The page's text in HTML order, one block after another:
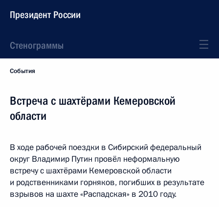
Президент России
Стенограммы
События
Встреча с шахтёрами Кемеровской
области
В ходе рабочей поездки в Сибирский федеральный
округ Владимир Путин провёл неформальную
встречу с шахтёрами Кемеровской области
и родственниками горняков, погибших в результате
взрывов на шахте «Распадская» в 2010 году.